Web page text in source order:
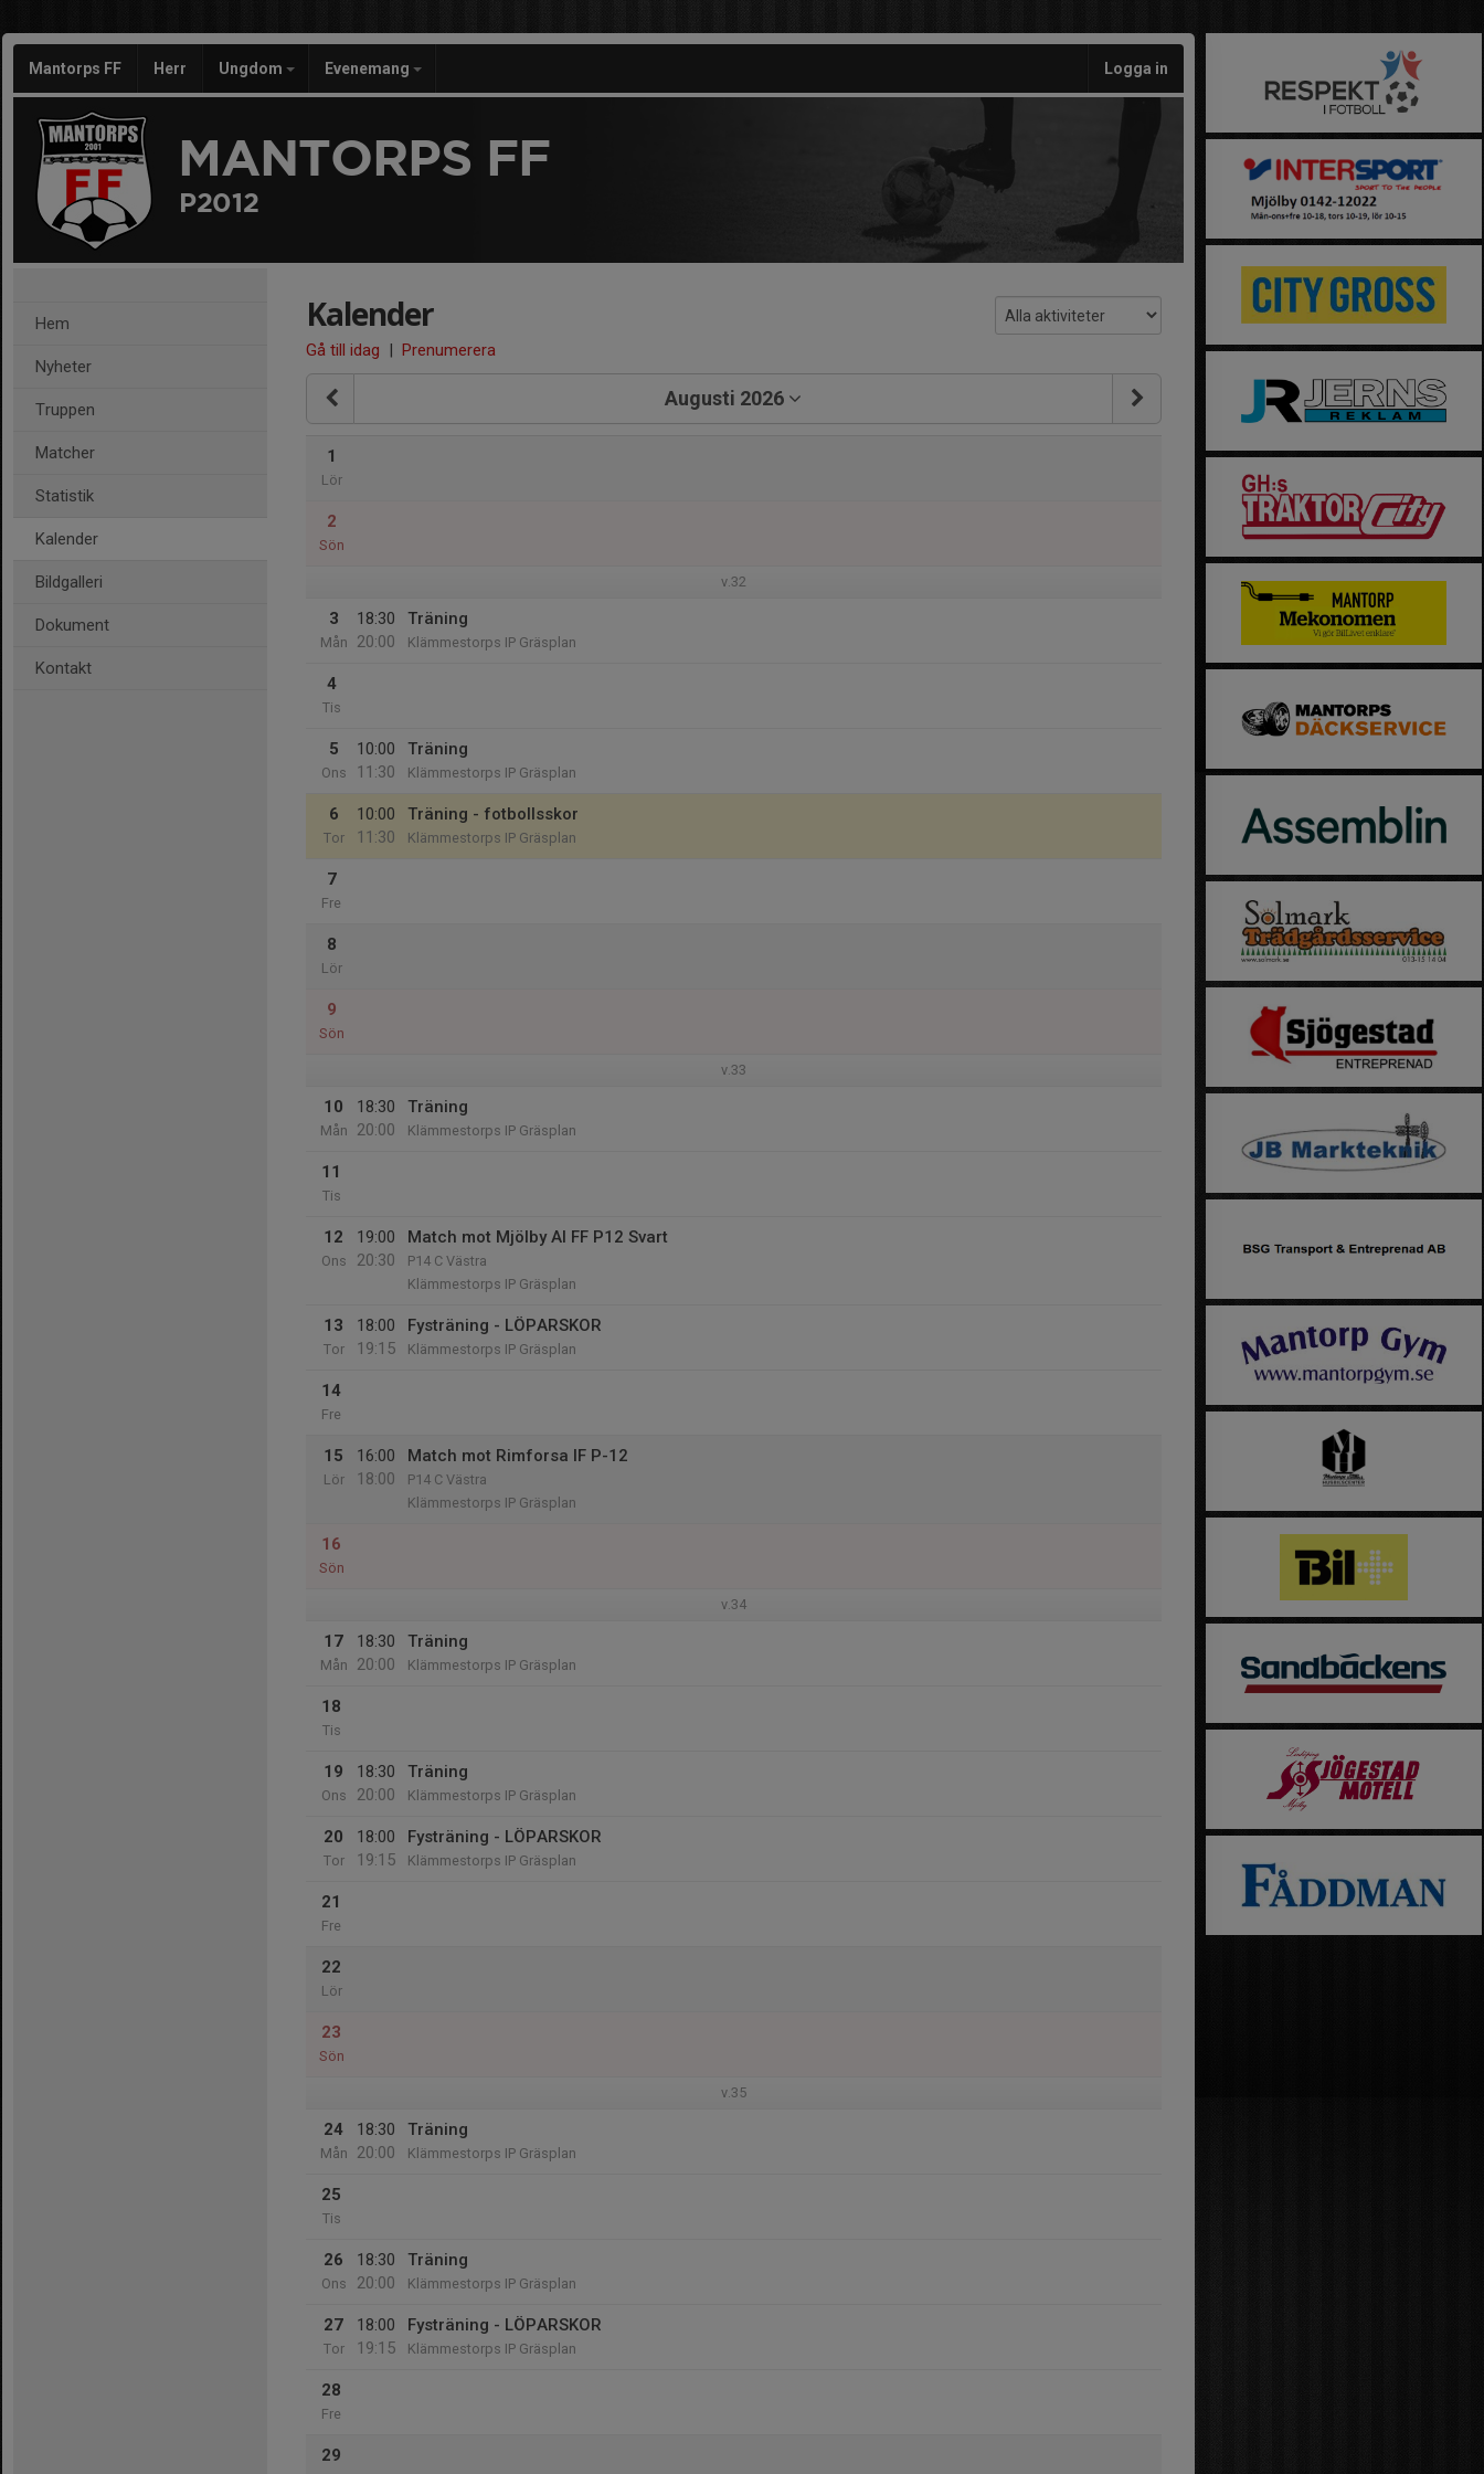
Mantorps FF Herr Ungdom Evenemang Logga in
MANTORPS FF
P2012
Hem
Nyheter
Truppen
Matcher
Statistik
Kalender
Bildgalleri
Dokument
Kontakt
Kalender
Gå till idag | Prenumerera
Augusti 2026
1
Lör
2
Sön
v.32
3
Mån
18:30
20:00
Träning
Klämmestorps IP Gräsplan
4
Tis
5
Ons
10:00
11:30
Träning
Klämmestorps IP Gräsplan
6
Tor
10:00
11:30
Träning - fotbollsskor
Klämmestorps IP Gräsplan
7
Fre
8
Lör
9
Sön
v.33
10
Mån
18:30
20:00
Träning
Klämmestorps IP Gräsplan
11
Tis
12
Ons
19:00
20:30
Match mot Mjölby AI FF P12 Svart
P14 C Västra
Klämmestorps IP Gräsplan
13
Tor
18:00
19:15
Fysträning - LÖPARSKOR
Klämmestorps IP Gräsplan
14
Fre
15
Lör
16:00
18:00
Match mot Rimforsa IF P-12
P14 C Västra
Klämmestorps IP Gräsplan
16
Sön
v.34
17
Mån
18:30
20:00
Träning
Klämmestorps IP Gräsplan
18
Tis
19
Ons
18:30
20:00
Träning
Klämmestorps IP Gräsplan
20
Tor
18:00
19:15
Fysträning - LÖPARSKOR
Klämmestorps IP Gräsplan
21
Fre
22
Lör
23
Sön
v.35
24
Mån
18:30
20:00
Träning
Klämmestorps IP Gräsplan
25
Tis
26
Ons
18:30
20:00
Träning
Klämmestorps IP Gräsplan
27
Tor
18:00
19:15
Fysträning - LÖPARSKOR
Klämmestorps IP Gräsplan
28
Fre
29